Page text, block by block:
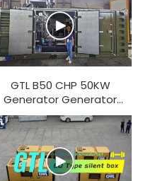
GTL B50 CHP 50KW
Generator Generator
Set, адаптированный для
европейского рынка